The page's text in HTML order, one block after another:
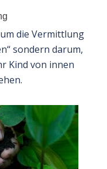
die Vermittlung
sondern darum,
Kind von innen